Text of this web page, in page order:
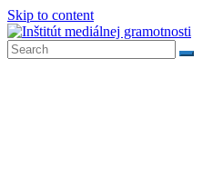
Skip to content